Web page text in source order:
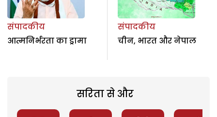
संपादकीय
आत्मनिर्भरता का ड्रामा
संपादकीय
चीन, भारत और नेपाल
सरिता से और